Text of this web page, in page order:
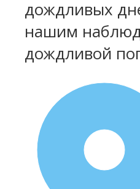
дождливых
нашим
дождливой